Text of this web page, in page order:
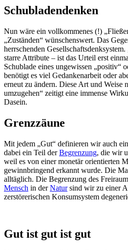
Schubladendenken
Nun wäre ein vollkommenes (!)
„Zuständen“ wünschenswert. Das
herrschenden
starre Attribute – ist das Urteil erst
Schublade eines ungewissen „positiv“
benötigt es viel Gedankenarbeit oder
erneut zu ändern. Diese Art und Weise
umzugehen“ zeitigt eine immense
Dasein.
Grenzzäune
Mit jedem „Gut“ definieren wir auch
dabei ein Teil derBegrenzung, die wir
weil es von einer monetär orientierten
gewinnbringend erkannt wurde. Die
alltäglich. Die Begrenzung des
Mensch in derNatursind wir zu einer
zerstörerischen Konsumsystem
Gut ist gut ist gut